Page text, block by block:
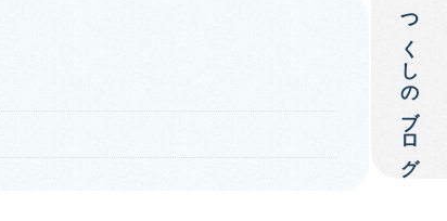
つくしのブログ